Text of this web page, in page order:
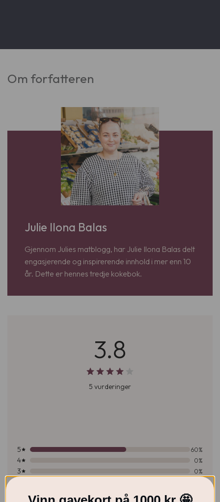
Om forfatteren
Julie Ilona Balas
Gjennom Julies matblogg, har Julie Ilona Balas delt
engasjerende og inspirerende innhold i mer enn 10
år. Dette er hennes tredje kokebok.
3.8
5 vurderinger
3 0%
4 0%
5 60%